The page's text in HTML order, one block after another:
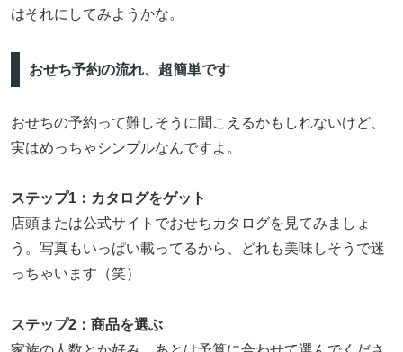
はそれにしてみようかな。
おせち予約の流れ、超簡単です
おせちの予約って難しそうに聞こえるかもしれないけど、
実はめっちゃシンプルなんですよ。
ステップ1：カタログをゲット
店頭または公式サイトでおせちカタログを見てみましょ
う。写真もいっぱい載ってるから、どれも美味しそうで迷
っちゃいます（笑）
ステップ2：商品を選ぶ